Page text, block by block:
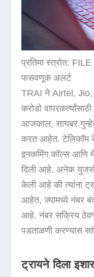
प्रतिमा स्त्रोत: FILE
फसवणूक अलर्ट
TRAI ने Airtel, Jio,
करोडो
आजकाल, सायबर
करत आहेत. टेलिकॉम
इनकमिंग कॉल्स आणि
दिली आहे. अनेक
केली आहे की त्यांना
आहेत, ज्यामध्ये नंबर
आहे. नंबर सक्रिय
पडताळणी करण्यास
ट्रायने दिला